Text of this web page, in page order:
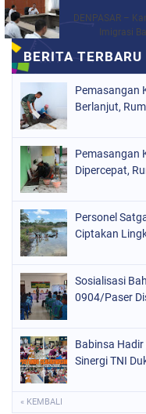
DENPASAR –
Imigrasi
Pemasangan
Berlanjut,
Pemasangan
Dipercepat,
Personel
Ciptakan
Sosialisasi
0904/Paser
Babinsa
Sinergi TNI
« KEMBALI